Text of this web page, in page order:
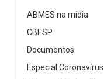
ABMES na mídia
CBESP
Documentos
Especial Coronavírus